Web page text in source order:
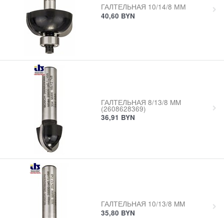
ГАЛТЕЛЬНАЯ 10/14/8 ММ
40,60 BYN
ГАЛТЕЛЬНАЯ 8/13/8 MM
(2608628369)
36,91 BYN
ГАЛТЕЛЬНАЯ 10/13/8 MM
35,80 BYN